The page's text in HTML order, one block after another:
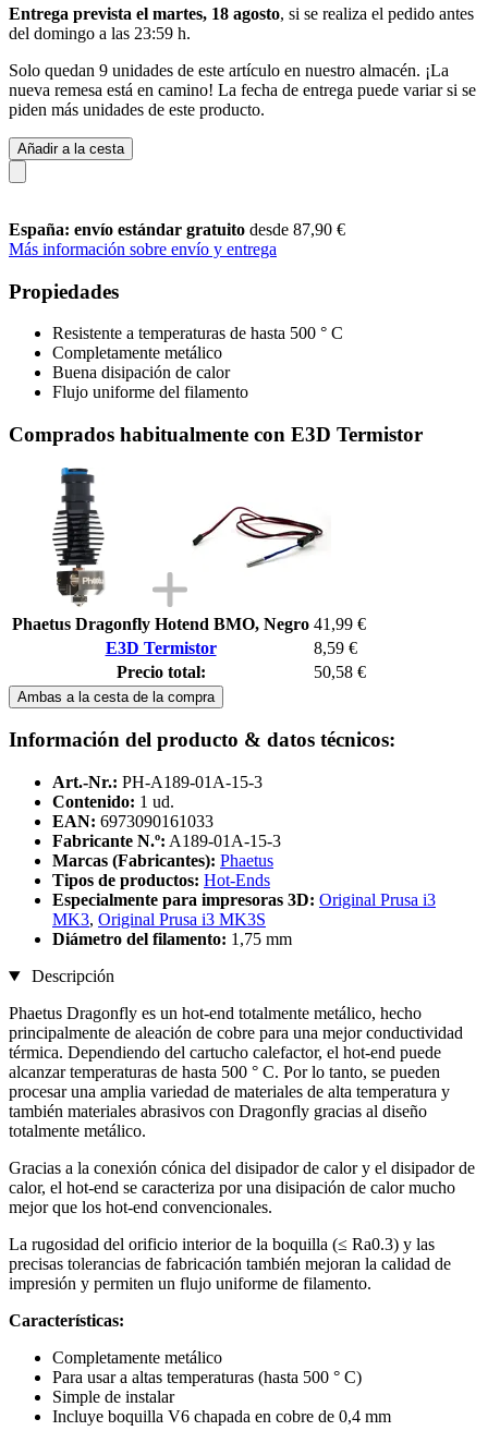
Entrega prevista el martes, 18 agosto, si se realiza el pedido antes
del domingo a las 23:59 h.
Solo quedan 9 unidades de este artículo en nuestro almacén. ¡La
nueva remesa está en camino! La fecha de entrega puede variar si se
piden más unidades de este producto.
Añadir a la cesta
España: envío estándar gratuito desde 87,90 €
Más información sobre envío y entrega
Propiedades
Resistente a temperaturas de hasta 500 ° C
Completamente metálico
Buena disipación de calor
Flujo uniforme del filamento
Comprados habitualmente con E3D Termistor
Phaetus Dragonfly Hotend BMO, Negro 41,99 €
E3D Termistor
8,59 €
Precio total:
50,58 €
Ambas a la cesta de la compra
Información del producto & datos técnicos:
Art.-Nr.: PH-A189-01A-15-3
Contenido: 1 ud.
EAN: 6973090161033
Fabricante N.º: A189-01A-15-3
Marcas (Fabricantes): Phaetus
Tipos de productos: Hot-Ends
Especialmente para impresoras 3D: Original Prusa i3
MK3, Original Prusa i3 MK3S
Diámetro del filamento: 1,75 mm
Descripción
Phaetus Dragonfly es un hot-end totalmente metálico, hecho
principalmente de aleación de cobre para una mejor conductividad
térmica. Dependiendo del cartucho calefactor, el hot-end puede
alcanzar temperaturas de hasta 500 ° C. Por lo tanto, se pueden
procesar una amplia variedad de materiales de alta temperatura y
también materiales abrasivos con Dragonfly gracias al diseño
totalmente metálico.
Gracias a la conexión cónica del disipador de calor y el disipador de
calor, el hot-end se caracteriza por una disipación de calor mucho
mejor que los hot-end convencionales.
La rugosidad del orificio interior de la boquilla (≤ Ra0.3) y las
precisas tolerancias de fabricación también mejoran la calidad de
impresión y permiten un flujo uniforme de filamento.
Características:
Completamente metálico
Para usar a altas temperaturas (hasta 500 ° C)
Simple de instalar
Incluye boquilla V6 chapada en cobre de 0,4 mm